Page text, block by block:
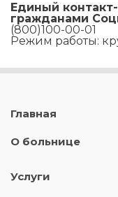
Единый
гражданами
(800)100-00-01
Режим работы:
Главная
О больнице
Услуги